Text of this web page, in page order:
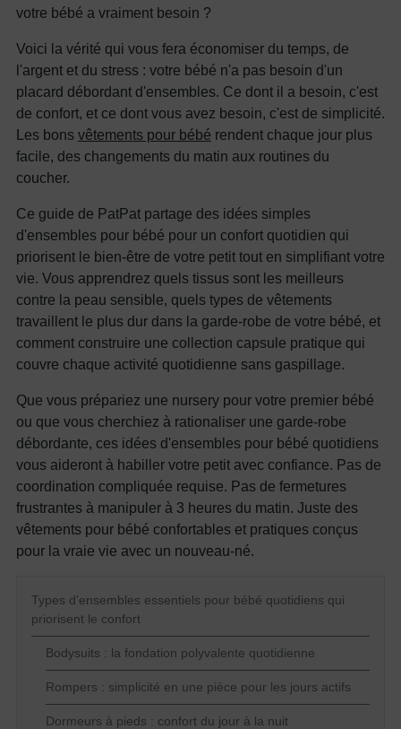
votre bébé a vraiment besoin ?
Voici la vérité qui vous fera économiser du temps, de
l'argent et du stress : votre bébé n'a pas besoin d'un
placard débordant d'ensembles. Ce dont il a besoin, c'est
de confort, et ce dont vous avez besoin, c'est de simplicité.
Les bons vêtements pour bébé rendent chaque jour plus
facile, des changements du matin aux routines du
coucher.
Ce guide de PatPat partage des idées simples
d'ensembles pour bébé pour un confort quotidien qui
priorisent le bien-être de votre petit tout en simplifiant votre
vie. Vous apprendrez quels tissus sont les meilleurs
contre la peau sensible, quels types de vêtements
travaillent le plus dur dans la garde-robe de votre bébé, et
comment construire une collection capsule pratique qui
couvre chaque activité quotidienne sans gaspillage.
Que vous prépariez une nursery pour votre premier bébé
ou que vous cherchiez à rationaliser une garde-robe
débordante, ces idées d'ensembles pour bébé quotidiens
vous aideront à habiller votre petit avec confiance. Pas de
coordination compliquée requise. Pas de fermetures
frustrantes à manipuler à 3 heures du matin. Juste des
vêtements pour bébé confortables et pratiques conçus
pour la vraie vie avec un nouveau-né.
Types d'ensembles essentiels pour bébé quotidiens qui
priorisent le confort
Bodysuits : la fondation polyvalente quotidienne
Rompers : simplicité en une pièce pour les jours actifs
Dormeurs à pieds : confort du jour à la nuit